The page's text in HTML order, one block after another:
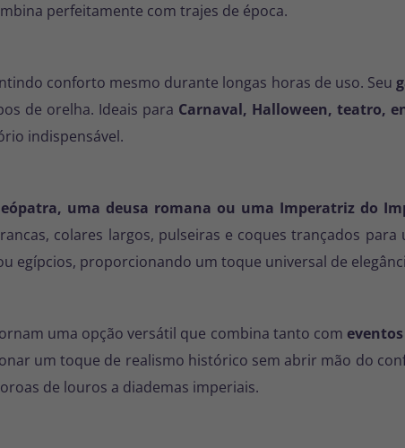
perfeitamente com trajes de época.
conforto mesmo durante longas horas de uso. Seu
de orelha. Ideais para Carnaval, Halloween, teatro,
indispensável.
uma deusa romana ou uma Imperatriz do
colares largos, pulseiras e coques trançados
egípcios, proporcionando um toque universal de
uma opção versátil que combina tanto com
um toque de realismo histórico sem abrir mão do
de louros a diademas imperiais.